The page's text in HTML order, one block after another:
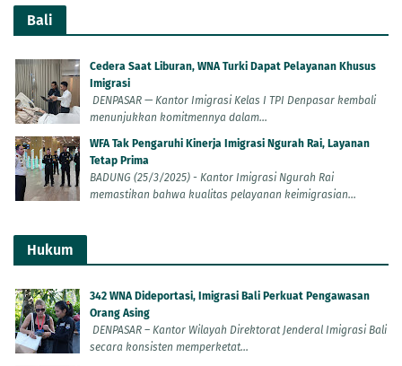
Bali
Cedera Saat Liburan, WNA Turki Dapat Pelayanan Khusus
Imigrasi
DENPASAR — Kantor Imigrasi Kelas I TPI Denpasar kembali
menunjukkan komitmennya dalam...
WFA Tak Pengaruhi Kinerja Imigrasi Ngurah Rai, Layanan
Tetap Prima
BADUNG (25/3/2025) - Kantor Imigrasi Ngurah Rai
memastikan bahwa kualitas pelayanan keimigrasian...
Hukum
342 WNA Dideportasi, Imigrasi Bali Perkuat Pengawasan
Orang Asing
DENPASAR – Kantor Wilayah Direktorat Jenderal Imigrasi Bali
secara konsisten memperketat...